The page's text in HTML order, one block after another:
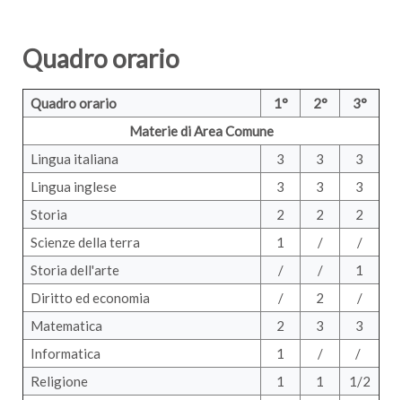
Quadro orario
Quadro orario 1° 2°
3°
Materie di Area Comune
Lingua italiana
3 3
3
Lingua inglese
3 3
3
Storia
2 2
2
Scienze della terra
1 /
/
Storia dell'arte
/ /
1
Diritto ed economia
/ 2
/
Matematica
2 3
3
Informatica
1 /
/
Religione
1 1
1/2